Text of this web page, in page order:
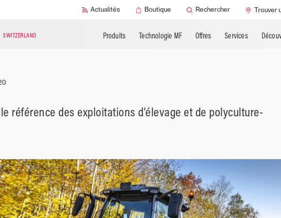
Actualités Boutique Rechercher Trouver
SWITZERLAND Produits Technologie MF Offres Services
référence des exploitations d’élevage et de polyculture-